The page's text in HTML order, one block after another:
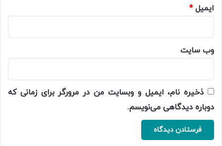
ایمیل*
وب‌ سایت
ذخیره نام، ایمیل و وبسایت من در مرورگر برای زمانی که
دوباره دیدگاهی می‌نویسم.